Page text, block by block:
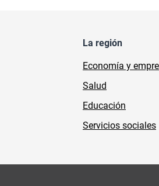
La región
Economía y
Salud
Educación
Servicios sociales